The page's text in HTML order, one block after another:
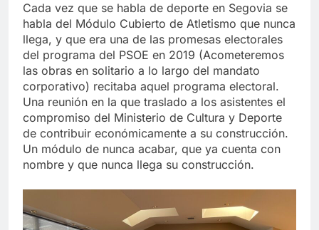
Cada vez que se habla de deporte en Segovia se
habla del Módulo Cubierto de Atletismo que nunca
llega, y que era una de las promesas electorales
del programa del PSOE en 2019 (Acometeremos
las obras en solitario a lo largo del mandato
corporativo) recitaba aquel programa electoral.
Una reunión en la que traslado a los asistentes el
compromiso del Ministerio de Cultura y Deporte
de contribuir económicamente a su construcción.
Un módulo de nunca acabar, que ya cuenta con
nombre y que nunca llega su construcción.